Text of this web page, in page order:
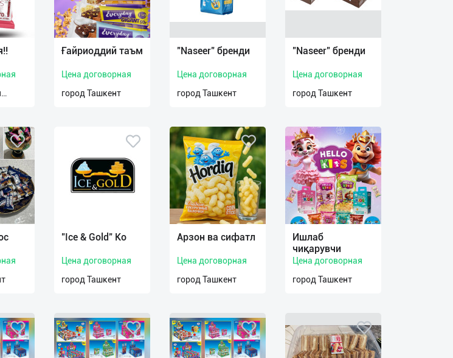
Ғайриоддий таъм
Цена договорная
город Ташкент
"Naseer" бренди
Цена договорная
город Ташкент
"Naseer" бренди
Цена договорная
город Ташкент
"Ice & Gold" Ко
Цена договорная
город Ташкент
Арзон ва сифатл
Цена договорная
город Ташкент
Ишлаб
чиқарувчи
Цена договорная
город Ташкент